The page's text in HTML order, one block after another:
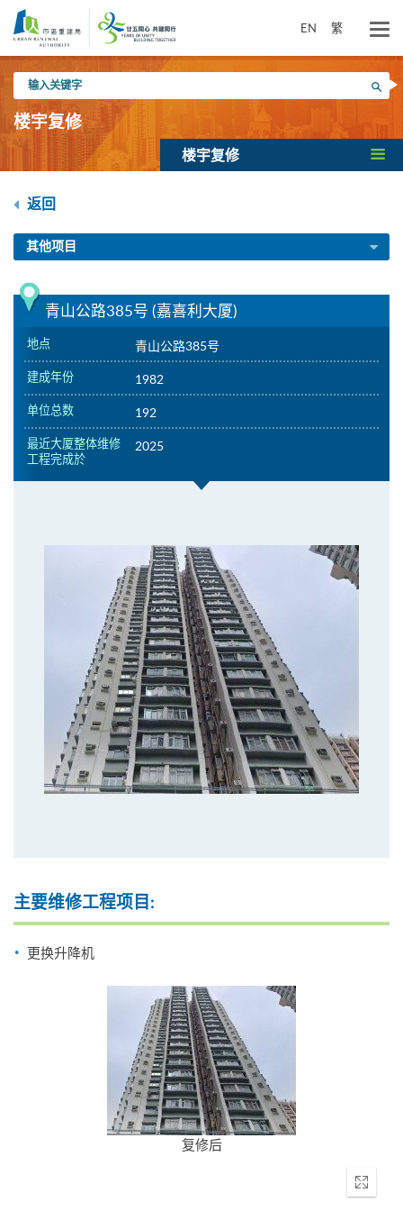
内
EN 繁
入
关
键
搜寻
楼宇复修
楼宇复修
返回
其他项目
青山公路385号 (嘉喜利大厦)
地点 青山公路385号
建成年份 1982
单位总数 192
最近大厦整体维修
工程完成於
2025
主要维修工程项目:
更换升降机
复修后
Enter